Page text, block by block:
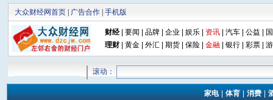
大众财经网首页| 广告合作| 手机版
财经| 要闻 品牌| 企业 娱乐| 资讯| 汽车| 公益
理财| 黄金| 外汇| 期货| 保险| 金融| 银行 彩票|
滚动：
家电|体育|消费|